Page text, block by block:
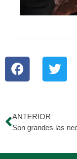
ANTERIOR